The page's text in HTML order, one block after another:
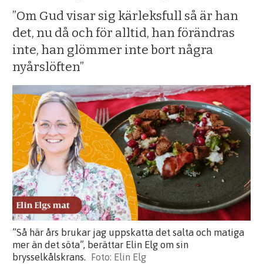
”Om Gud visar sig kärleksfull så är han
det, nu då och för alltid, han förändras
inte, han glömmer inte bort några
nyårslöften”
”Så här års brukar jag uppskatta det salta och matiga
mer än det söta”, berättar Elin Elg om sin
brysselkålskrans.
Elin Elg